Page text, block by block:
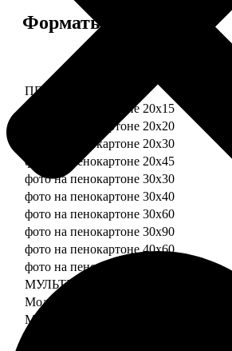
Форматы и цены
ПЕНОКАРТОН
фото на пенокартоне 20х15
фото на пенокартоне 20х20
фото на пенокартоне 20х30
фото на пенокартоне 20х45
фото на пенокартоне 30х30
фото на пенокартоне 30х40
фото на пенокартоне 30х60
фото на пенокартоне 30х90
фото на пенокартоне 40х60
фото на пенокартоне 50х70
МУЛЬТИПЕНОКАРТОН
Модульный пенокартон из двух
Модульный пенокартон из трех